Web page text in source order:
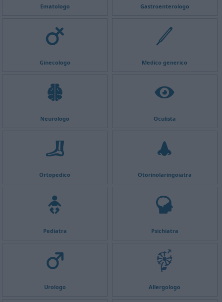
Ematologo Gastroenterologo
Ginecologo Medico generico
Neurologo Oculista
Ortopedico Otorinolaringoiatra
Pediatra Psichiatra
Urologo Allergologo